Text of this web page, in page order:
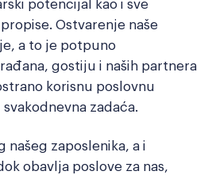
Ostvarenje naše
a to je potpuno
gostiju i naših partnera
korisnu poslovnu
zadaća.
našeg zaposlenika, a i
obavlja poslove za nas,